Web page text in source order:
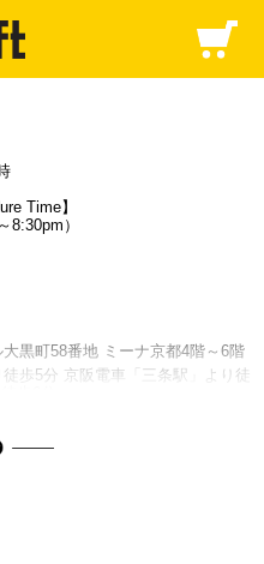
Time】
）
黒町58番地 ミーナ京都4階～6階
歩5分 京阪電車「三条駅」より徒